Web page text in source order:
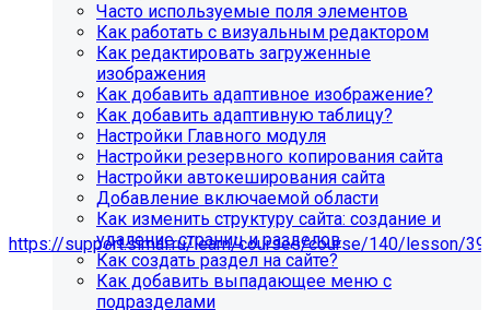
Мы подготовили чек-лист администратора сайта:
https://support.simai.ru/learn/courses/course/140/lesson/
Рекомендуем придерживаться регламента выполнения
этих работ — это помогает поддерживать сайт в
Часто используемые поля элементов
Как работать с визуальным редактором
Как редактировать загруженные
изображения
Как добавить адаптивное изображение?
Как добавить адаптивную таблицу?
Настройки Главного модуля
Настройки резервного копирования сайта
Настройки автокеширования сайта
Добавление включаемой области
Как изменить структуру сайта: создание и
удаление страниц и разделов
Как создать раздел на сайте?
Как добавить выпадающее меню с
подразделами